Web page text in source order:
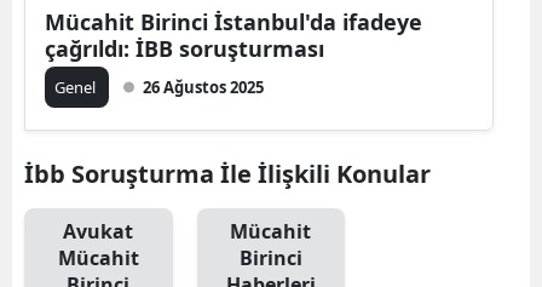
Mücahit Birinci İstanbul'da ifadeye
çağrıldı: İBB soruşturması
Genel 26 Ağustos 2025
İbb Soruşturma İle İlişkili Konular
Avukat
Mücahit
Mücahit
Birinci